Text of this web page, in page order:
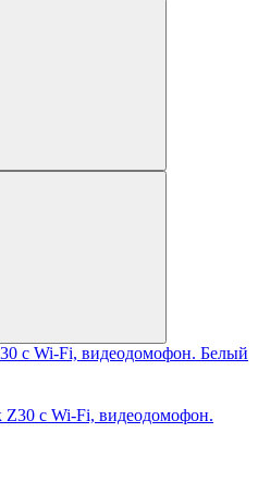
с Wi-Fi, видеодомофон. Белый